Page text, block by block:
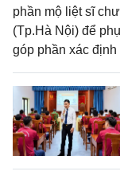
phần mộ liệt sĩ
(Tp.Hà Nội) để
góp phần xác